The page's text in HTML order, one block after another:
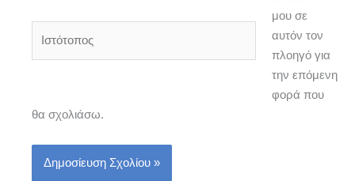
μου σε
αυτόν τον
πλοηγό για
την επόμενη
φορά που
θα σχολιάσω.